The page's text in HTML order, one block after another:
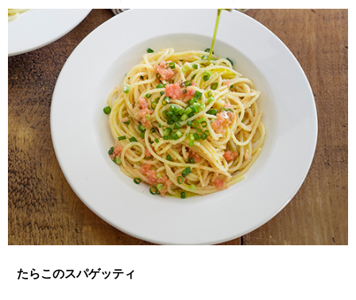
たらこのスパゲッティ